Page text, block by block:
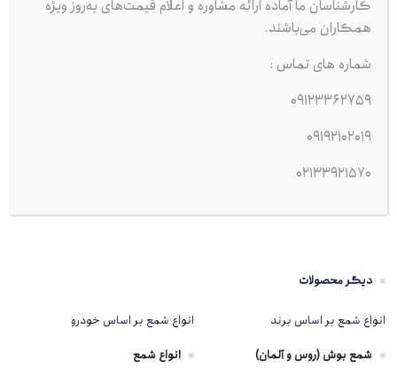
مجموعه کبیر پخش از سال 1383
مستقیم لوازم مصرفی خودرو آغاز کرده است.
این مجموعه با هدف تأمین سریع، بی‌واسطه و مطمئن محصولات پرمصرف
افزودنی‌های تخصصی خودرو
مستقیماً از شرکت‌های اصلی و تولیدکنندگان معتبر داخلی و خارجی
دیگر محصولات
انواع شمع بر اساس برند
شمع بوش (روس و آلمان)
انواع شمع بر اساس خودرو
انواع شمع
کارشناسان ما آماده ارائه مشاوره و اعلام قیمت‌های به‌روز ویژه
همکاران می‌باشند.
شماره های تماس :
09123362759
09192102019
02133921570